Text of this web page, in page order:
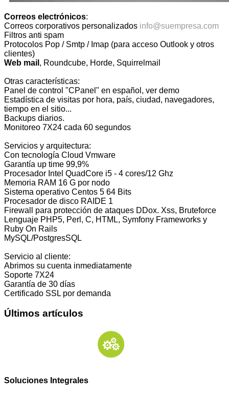
Correos electrónicos:
Correos corporativos personalizados info@suempresa.com
Filtros anti spam
Protocolos Pop / Smtp / Imap (para acceso Outlook y otros
clientes)
Web mail , Roundcube, Horde, Squirrelmail
Otras características:
Panel de control "CPanel" en español, ver demo
Estadística de visitas por hora, país, ciudad, navegadores,
tiempo en el sitio...
Backups diarios.
Monitoreo 7X24 cada 60 segundos
Servicios y arquitectura:
Con tecnología Cloud Vmware
Garantía up time 99,9%
Procesador Intel QuadCore i5 - 4 cores/12 Ghz
Memoria RAM 16 G por nodo
Sistema operativo Centos 5 64 Bits
Procesador de disco RAIDE 1
Firewall para protección de ataques DDox. Xss, Bruteforce
Lenguaje PHP5, Perl, C, HTML, Symfony Frameworks y
Ruby On Rails
MySQL/PostgresSQL
Servicio al cliente:
Abrimos su cuenta inmediatamente
Soporte 7X24
Garantía de 30 días
Certificado SSL por demanda
Últimos artículos
Soluciones Integrales